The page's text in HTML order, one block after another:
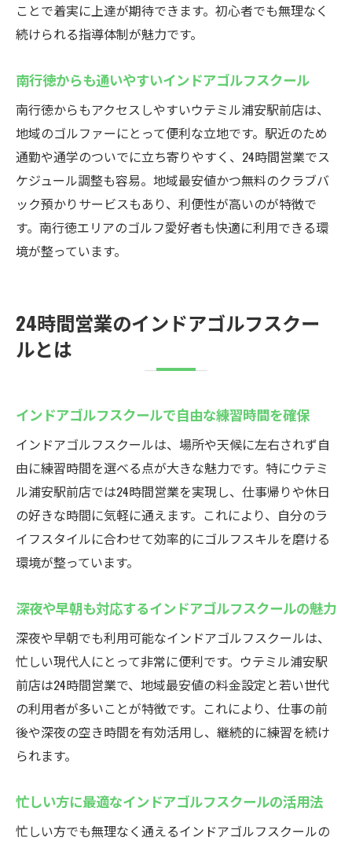
ことで着実に上達が期待できます。初心者でも無理なく
続けられる指導体制が魅力です。
南行徳からも通いやすいインドアゴルフスクール
南行徳からもアクセスしやすいウテミル浦安駅前店は、
地域のゴルファーにとって便利な立地です。駅近のため
通勤や通学のついでに立ち寄りやすく、24時間営業でス
ケジュール調整も容易。地域最安値かつ無料のクラブバ
ック預かりサービスもあり、利便性が高いのが特徴で
す。南行徳エリアのゴルフ愛好者も快適に利用できる環
境が整っています。
24時間営業のインドアゴルフスクー
ルとは
インドアゴルフスクールで自由な練習時間を確保
インドアゴルフスクールは、場所や天候に左右されず自
由に練習時間を選べる点が大きな魅力です。特にウテミ
ル浦安駅前店では24時間営業を実現し、仕事帰りや休日
の好きな時間に気軽に通えます。これにより、自分のラ
イフスタイルに合わせて効率的にゴルフスキルを磨ける
環境が整っています。
深夜や早朝も対応するインドアゴルフスクールの魅力
深夜や早朝でも利用可能なインドアゴルフスクールは、
忙しい現代人にとって非常に便利です。ウテミル浦安駅
前店は24時間営業で、地域最安値の料金設定と若い世代
の利用者が多いことが特徴です。これにより、仕事の前
後や深夜の空き時間を有効活用し、継続的に練習を続け
られます。
忙しい方に最適なインドアゴルフスクールの活用法
忙しい方でも無理なく通えるインドアゴルフスクールの